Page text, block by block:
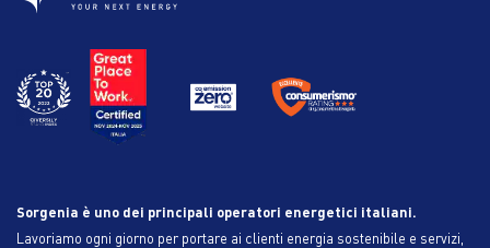
Sorgenia è uno dei principali operatori energetici italiani.
Lavoriamo ogni giorno per portare ai clienti energia sostenibile e servizi,